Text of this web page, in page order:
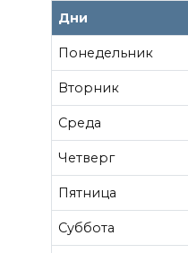
Дни
Понедельник
Вторник
Среда
Четверг
Пятница
Суббота